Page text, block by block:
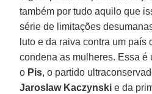
também por tudo aquilo que
série de limitações
luto e da raiva contra um país
condena as mulheres. Essa é
o Pis, o partido
Jaroslaw Kaczynski e da